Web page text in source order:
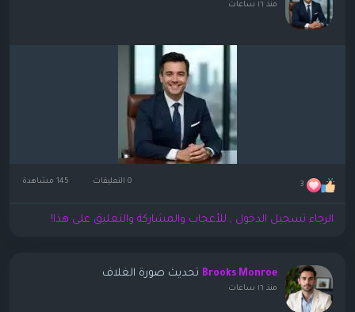
منذ ١٦ ساعات
3 0 التعليقات
الرجاء تسجيل الدخول , للأعجاب والمشاركة والتعليق على هذا!
Brooks Monroe تحديث صورة الغلاف
منذ ١٦ ساعات